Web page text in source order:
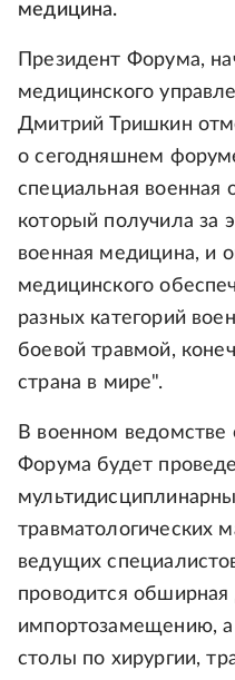
медицина.
Президент Форума,
медицинского
Дмитрий Тришкин
о сегодняшнем
специальная военная
который получила за
военная медицина, и
медицинского
разных категорий
боевой травмой,
страна в мире".
В военном ведомстве
Форума будет
травматологических
ведущих
проводится
импортозамещению, а
столы по хирургии,